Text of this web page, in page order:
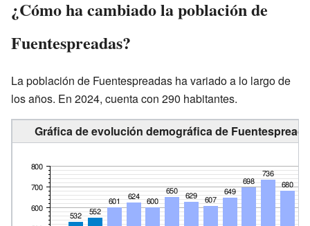
¿Cómo ha cambiado la población de
Fuentespreadas?
La población de Fuentespreadas ha variado a lo largo de
los años. En 2024, cuenta con 290 habitantes.
Gráfica de evolución demográfica de